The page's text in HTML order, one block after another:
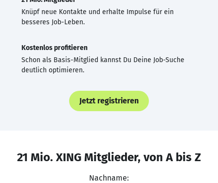
Knüpf neue Kontakte und erhalte Impulse für ein
besseres Job-Leben.
Kostenlos profitieren
Schon als Basis-Mitglied kannst Du Deine Job-Suche
deutlich optimieren.
Jetzt registrieren
21 Mio. XING Mitglieder, von A bis Z
Nachname: